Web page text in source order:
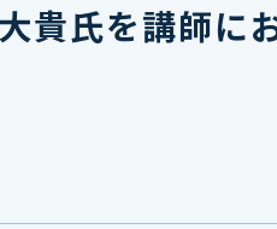
貴氏を講師に